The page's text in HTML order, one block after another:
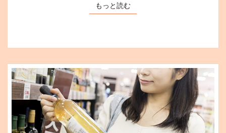
す
【飲
み
や
す
さ
重
もっと読むもっと読む